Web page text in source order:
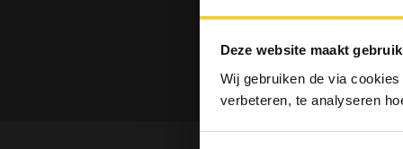
Deze website maakt
Wij gebruiken de via
verbeteren, te analyseren